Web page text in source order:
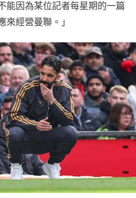
能因為某位記者每星期的一篇
來經營曼聯。」